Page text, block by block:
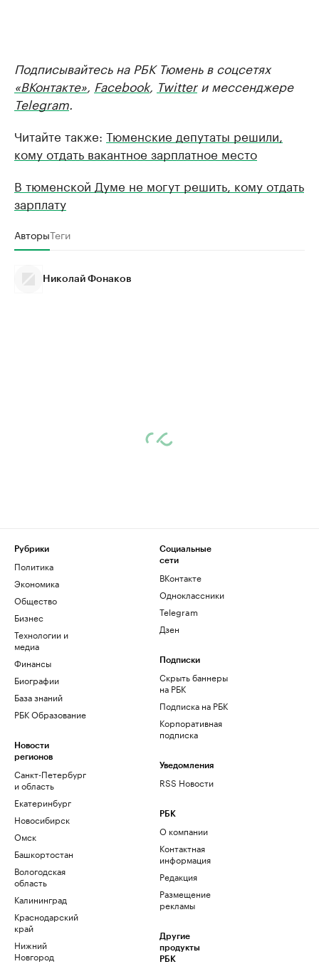
Подписывайтесь на РБК Тюмень в соцсетях
«ВКонтакте» Facebook, Twitterи мессенджере
Telegram
Читайте также: Тюменские депутаты решили,
кому отдать вакантное зарплатное место
В тюменской Думе не могут решить, кому отдать
зарплату
АвторыТеги
Николай Фонаков
Рубрики
Политика
Экономика
Общество
Бизнес
Технологии и
медиа
Финансы
Биографии
База знаний
РБК Образование
Новости
регионов
Санкт-Петербург
и область
Екатеринбург
Новосибирск
Омск
Башкортостан
Вологодская
область
Калининград
Краснодарский
край
Нижний
Новгород
Социальные
сети
ВКонтакте
Одноклассники
Telegram
Дзен
Подписки
Скрыть баннеры
на РБК
Подписка на РБК
Корпоративная
подписка
Уведомления
RSS Новости
РБК
О компании
Контактная
информация
Редакция
Размещение
рекламы
Другие
продукты
РБК